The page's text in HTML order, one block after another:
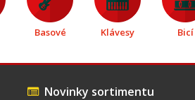
Basové Klávesy Bicí
Novinky sortimentu